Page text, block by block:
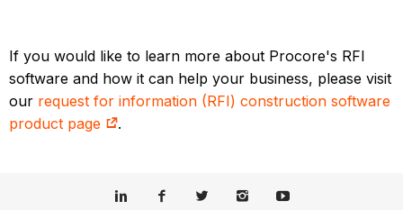
If you would like to learn more about Procore's RFI
software and how it can help your business, please visit
our request for information (RFI) construction software
product page
.